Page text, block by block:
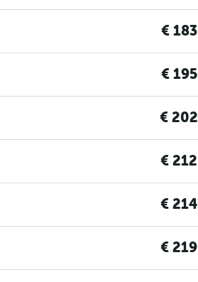
€ 183
€ 195
€ 202
€ 212
€ 214
€ 219